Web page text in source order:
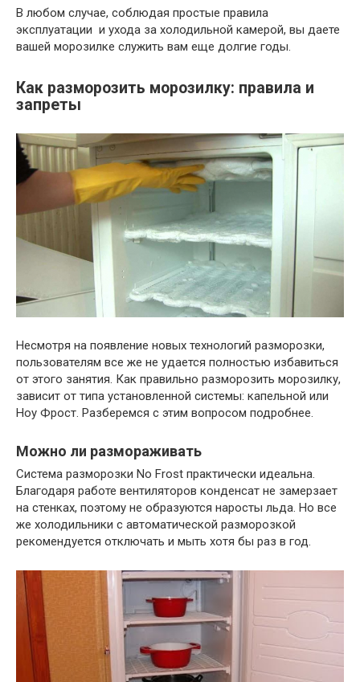
В любом случае, соблюдая простые правила
эксплуатации и ухода за холодильной камерой, вы даете
вашей морозилке служить вам еще долгие годы.
Как разморозить морозилку: правила и
запреты
Несмотря на появление новых технологий разморозки,
пользователям все же не удается полностью избавиться
от этого занятия. Как правильно разморозить морозилку,
зависит от типа установленной системы: капельной или
Ноу Фрост. Разберемся с этим вопросом подробнее.
Можно ли размораживать
Система разморозки No Frost практически идеальна.
Благодаря работе вентиляторов конденсат не замерзает
на стенках, поэтому не образуются наросты льда. Но все
же холодильники с автоматической разморозкой
рекомендуется отключать и мыть хотя бы раз в год.